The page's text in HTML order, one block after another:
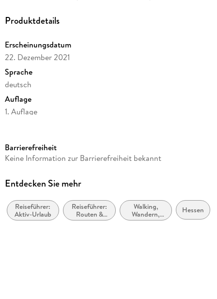
Produktdetails
Erscheinungsdatum
22. Dezember 2021
Sprache
deutsch
Auflage
1. Auflage
Reihe
Autor/Autorin
Verlag/Hersteller
Stein, Conrad Verlag
Barrierefreiheit
Keine Information zur Barrierefreiheit bekannt
Entdecken Sie mehr
Reiseführer:
Aktiv-Urlaub
Reiseführer:
Routen &
Wege
Walking,
Wandern,
Trekking
Hessen